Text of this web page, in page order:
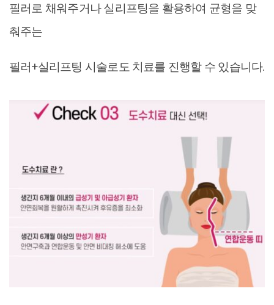
필러로 채워주거나 실리프팅을 활용하여 균형을 맞
춰주는
필러+실리프팅 시술로도 치료를 진행할 수 있습니다.